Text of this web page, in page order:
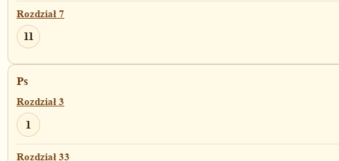
Rozdział 7
11
Ps
Rozdział 3
1
Rozdział 33